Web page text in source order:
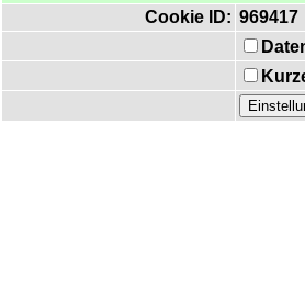
Cookie ID: 969417